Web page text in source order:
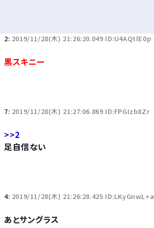
2: 2019/11/28(木) 21:26:20.049 ID:U4AQtlE0p
黒スキニー
7: 2019/11/28(木) 21:27:06.869 ID:FPGIzb8Zr
>>2
足自信ない
4: 2019/11/28(木) 21:26:28.425 ID:LKyGnwL+a
あとサングラス